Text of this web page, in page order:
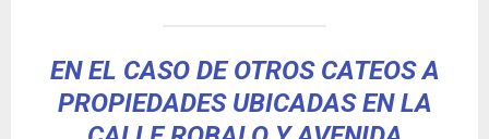
EN EL CASO DE OTROS CATEOS A
PROPIEDADES UBICADAS EN LA